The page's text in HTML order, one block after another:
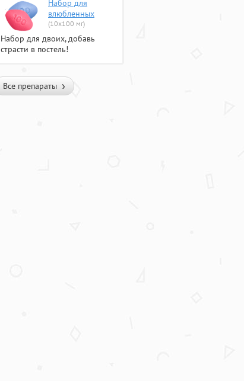
Набор для
влюбленных
(10х100 мг)
Набор для двоих, добавь
страсти в постель!
Все препараты